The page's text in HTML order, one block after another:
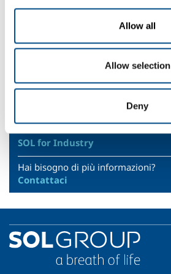
Allow all
Allow selection
Deny
Sectors of Application
SOL for Industry
Hai bisogno di più informazioni?
Contattaci